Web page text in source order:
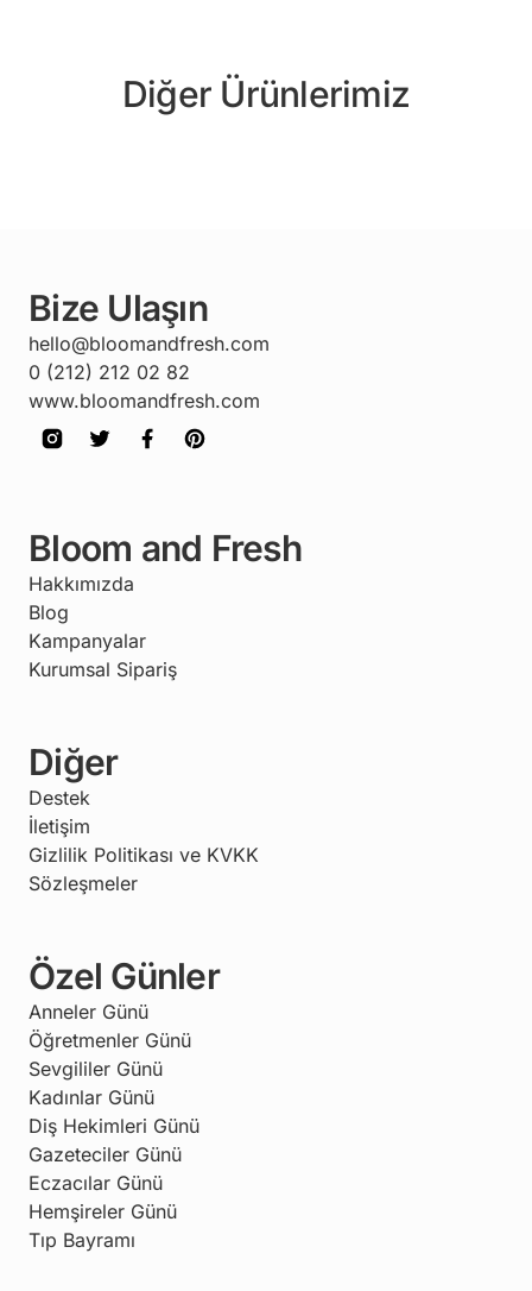
Diğer Ürünlerimiz
Bize Ulaşın
hello@bloomandfresh.com
0 (212) 212 02 82
www.bloomandfresh.com
Bloom and Fresh
Hakkımızda
Blog
Kampanyalar
Kurumsal Sipariş
Diğer
Destek
İletişim
Gizlilik Politikası ve KVKK
Sözleşmeler
Özel Günler
Anneler Günü
Öğretmenler Günü
Sevgililer Günü
Kadınlar Günü
Diş Hekimleri Günü
Gazeteciler Günü
Eczacılar Günü
Hemşireler Günü
Tıp Bayramı